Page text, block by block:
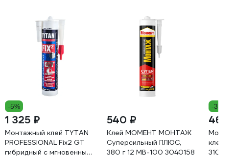
-5%
1 325 ₽
Монтажный клей TYTAN
PROFESSIONAL Fix2 GT
гибридный с мгновенным
540 ₽
Клей МОМЕНТ МОНТАЖ
Суперсильный ПЛЮС,
380 г 12 МB-100 3040158
-32%
460
клей
310 мл